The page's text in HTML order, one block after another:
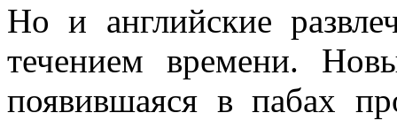
Но и английские
течением времени.
появившаяся в пабах